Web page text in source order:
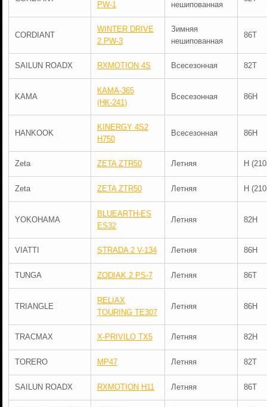
PW-1
нешипованная
CORDIANT
WINTER DRIVE
2 PW-3
Зимняя
нешипованная
86T
SAILUN ROADX RXMOTION 4S Всесезонная 82T
KAMA
КАМА-365
(НК-241)
Всесезонная 86H
HANKOOK
KINERGY 4S2
H750
Всесезонная 86H
Zeta ZETA ZTR50 Летняя H
Zeta ZETA ZTR50 Летняя H
YOKOHAMA
BLUEARTH-ES
ES32
Летняя 82H
VIATTI STRADA 2 V-134 Летняя 86H
TUNGA ZODIAK 2 PS-7 Летняя 86T
TRIANGLE
RELIAX
TOURING TE307
Летняя 86H
TRACMAX X-PRIVILO TX5 Летняя 82H
TORERO MP47 Летняя 82T
SAILUN ROADX RXMOTION H11 Летняя 86T